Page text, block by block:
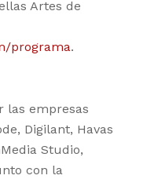
Artes de
programa.
las empresas
Digilant, Havas
Studio,
con la